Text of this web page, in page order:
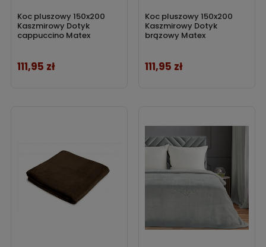
Koc pluszowy 150x200
Kaszmirowy Dotyk
cappuccino Matex
Cena
111,95 zł
Koc pluszowy 150x200
Kaszmirowy Dotyk
brązowy Matex
Cena
111,95 zł